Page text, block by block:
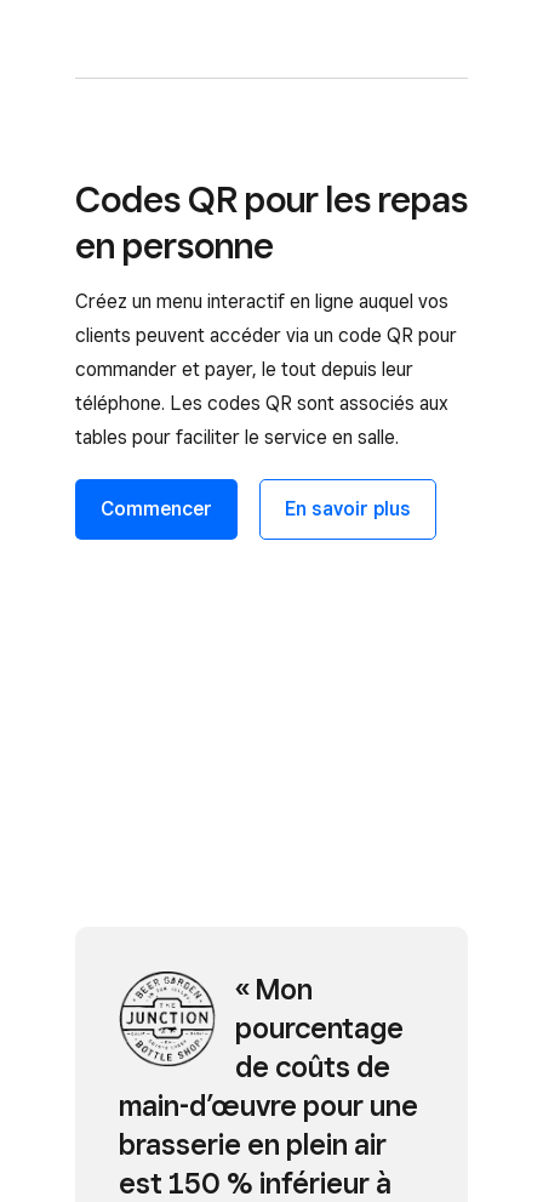
Codes QR pour les repas
en personne
Créez un menu interactif en ligne auquel vos
clients peuvent accéder via un code QR pour
commander et payer, le tout depuis leur
téléphone. Les codes QR sont associés aux
tables pour faciliter le service en salle.
Commencer En savoir plus
X
« Mon
pourcentage
de coûts de
main-d’œuvre pour une
brasserie en plein air
est 150 % inférieur à